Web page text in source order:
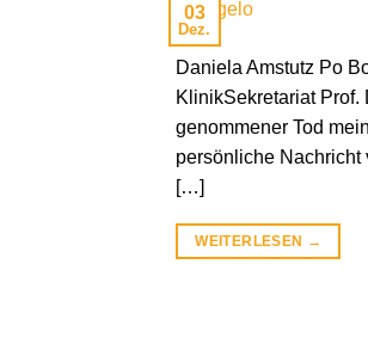
03
Dez.
Daniela Amstutz Po
KlinikSekretariat Prof.
genommener Tod
persönliche Nachricht
[…]
WEITERLESEN →